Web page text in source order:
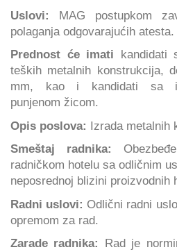
Uslovi:
MAG postupkom
polaganja odgovarajućih atesta.
Prednost će imati
kandidati
teških metalnih konstrukcija,
mm, kao i kandidati sa
punjenom žicom.
Opis poslova: Izrada metalnih
Smeštaj radnika:
radničkom hotelu sa odličnim
neposrednoj blizini proizvodnih
Radni uslovi: Odlični radni
opremom za rad.
Zarade radnika:
Rad je